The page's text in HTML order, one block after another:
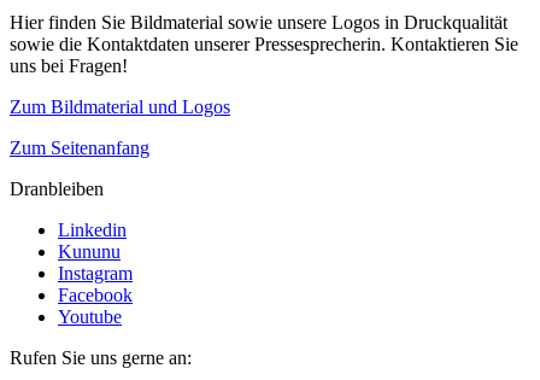
Hier finden Sie Bildmaterial sowie unsere Logos in Druckqualität
sowie die Kontaktdaten unserer Pressesprecherin. Kontaktieren Sie
uns bei Fragen!
Zum Bildmaterial und Logos
Zum Seitenanfang
Dranbleiben
Linkedin
Kununu
Instagram
Facebook
Youtube
Rufen Sie uns gerne an: